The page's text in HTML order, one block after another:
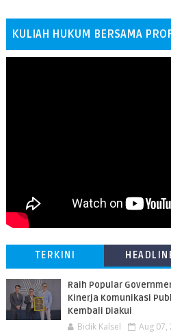
KULIAH HUKUM BERSAMA
TERKINI
Raih Popular
Kinerja Komunikasi
Kembali Diakui
Bidik Kalsel Aug 07,